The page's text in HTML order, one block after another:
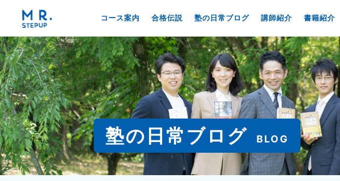
コース案内 合格伝説 塾の日常ブログ 講師紹介 書籍紹介
塾の日常ブログ BLOG